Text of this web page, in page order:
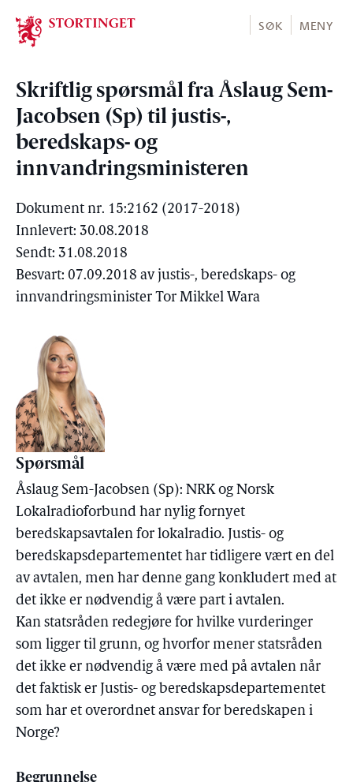
Stortinget.no
SØK MENY
Skriftlig spørsmål fra Åslaug Sem-
Jacobsen (Sp) til justis-,
beredskaps- og
innvandringsministeren
Dokument nr. 15:2162 (2017-2018)
Innlevert: 30.08.2018
Sendt: 31.08.2018
Besvart: 07.09.2018 av justis-, beredskaps- og
innvandringsminister Tor Mikkel Wara
Spørsmål
Åslaug Sem-Jacobsen (Sp): NRK og Norsk
Lokalradioforbund har nylig fornyet
beredskapsavtalen for lokalradio. Justis- og
beredskapsdepartementet har tidligere vært en del
av avtalen, men har denne gang konkludert med at
det ikke er nødvendig å være part i avtalen.
Kan statsråden redegjøre for hvilke vurderinger
som ligger til grunn, og hvorfor mener statsråden
det ikke er nødvendig å være med på avtalen når
det faktisk er Justis- og beredskapsdepartementet
som har et overordnet ansvar for beredskapen i
Norge?
Begrunnelse